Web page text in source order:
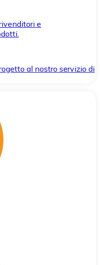
e
al nostro servizio di